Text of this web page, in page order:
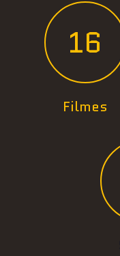
16
Filmes